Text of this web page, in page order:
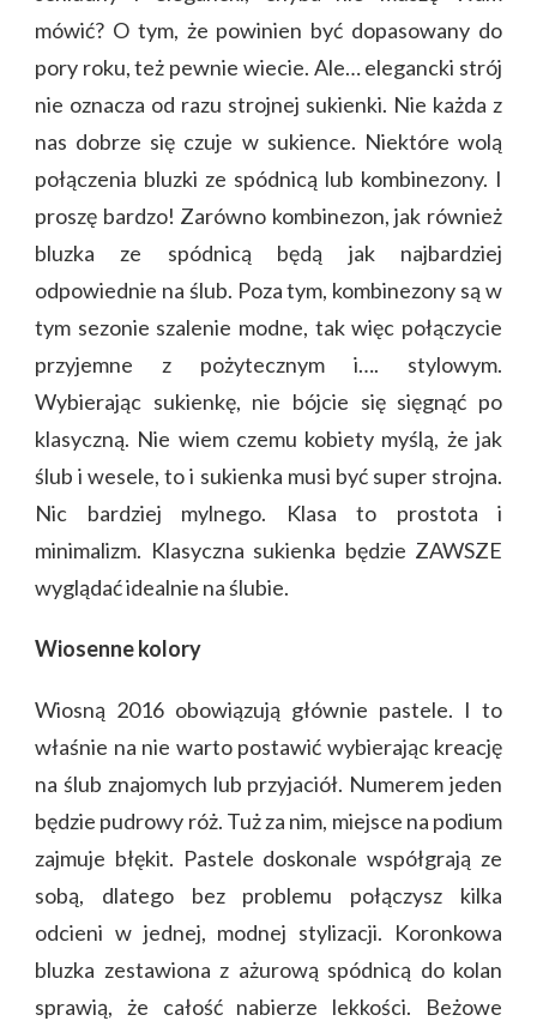
mówić? O tym, że powinien być dopasowany do
pory roku, też pewnie wiecie. Ale… elegancki strój
nie oznacza od razu strojnej sukienki. Nie każda z
nas dobrze się czuje w sukience. Niektóre wolą
połączenia bluzki ze spódnicą lub kombinezony. I
proszę bardzo! Zarówno kombinezon, jak również
bluzka ze spódnicą będą jak najbardziej
odpowiednie na ślub. Poza tym, kombinezony są w
tym sezonie szalenie modne, tak więc połączycie
przyjemne z pożytecznym i…. stylowym.
Wybierając sukienkę, nie bójcie się sięgnąć po
klasyczną. Nie wiem czemu kobiety myślą, że jak
ślub i wesele, to i sukienka musi być super strojna.
Nic bardziej mylnego. Klasa to prostota i
minimalizm. Klasyczna sukienka będzie ZAWSZE
wyglądać idealnie na ślubie.
Wiosenne kolory
Wiosną 2016 obowiązują głównie pastele. I to
właśnie na nie warto postawić wybierając kreację
na ślub znajomych lub przyjaciół. Numerem jeden
będzie pudrowy róż. Tuż za nim, miejsce na podium
zajmuje błękit. Pastele doskonale współgrają ze
sobą, dlatego bez problemu połączysz kilka
odcieni w jednej, modnej stylizacji. Koronkowa
bluzka zestawiona z ażurową spódnicą do kolan
sprawią, że całość nabierze lekkości. Beżowe